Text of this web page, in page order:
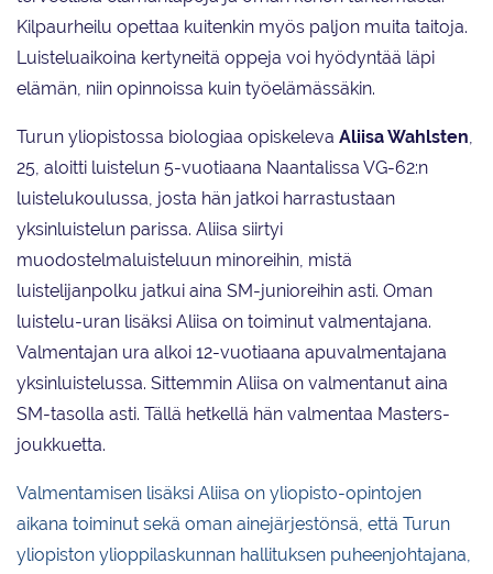
Kilpaurheilu opettaa kuitenkin myös paljon muita taitoja.
Luisteluaikoina kertyneitä oppeja voi hyödyntää läpi
elämän, niin opinnoissa kuin työelämässäkin.
Turun yliopistossa biologiaa opiskeleva Aliisa Wahlsten,
25, aloitti luistelun 5-vuotiaana Naantalissa VG-62:n
luistelukoulussa, josta hän jatkoi harrastustaan
yksinluistelun parissa. Aliisa siirtyi
muodostelmaluisteluun minoreihin, mistä
luistelijanpolku jatkui aina SM-junioreihin asti. Oman
luistelu-uran lisäksi Aliisa on toiminut valmentajana.
Valmentajan ura alkoi 12-vuotiaana apuvalmentajana
yksinluistelussa. Sittemmin Aliisa on valmentanut aina
SM-tasolla asti. Tällä hetkellä hän valmentaa Masters-
joukkuetta.
Valmentamisen lisäksi Aliisa on yliopisto-opintojen
aikana toiminut sekä oman ainejärjestönsä, että Turun
yliopiston ylioppilaskunnan hallituksen puheenjohtajana,